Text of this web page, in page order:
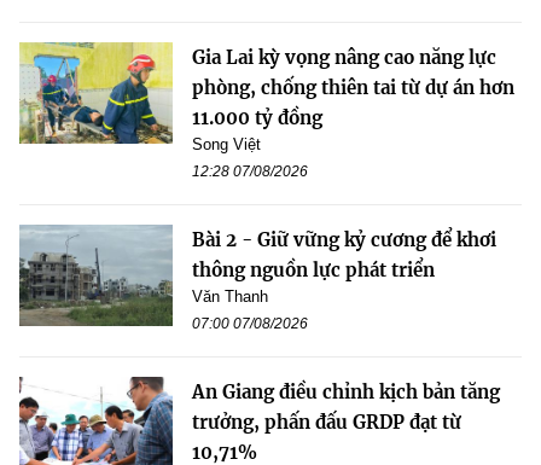
Gia Lai kỳ vọng nâng cao năng lực
phòng, chống thiên tai từ dự án hơn
11.000 tỷ đồng
Song Việt
12:28 07/08/2026
Bài 2 - Giữ vững kỷ cương để khơi
thông nguồn lực phát triển
Văn Thanh
07:00 07/08/2026
An Giang điều chỉnh kịch bản tăng
trưởng, phấn đấu GRDP đạt từ
10,71%